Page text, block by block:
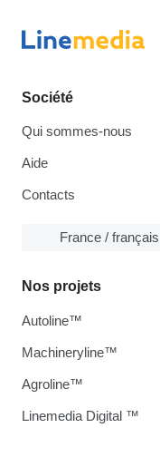
Société
Qui sommes-nous
Aide
Contacts
France / français
Nos projets
Autoline™
Machineryline™
Agroline™
Linemedia Digital ™